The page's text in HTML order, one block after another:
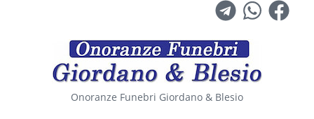
Onoranze Funebri Giordano & Blesio